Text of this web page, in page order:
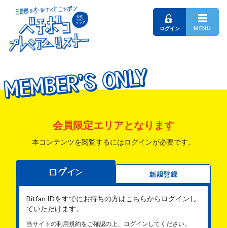
ログイン MENU
MEMBER'S ONLY
MEMBER'S ONLY
MEMBER'S ONLY
会員限定エリアとなります
本コンテンツを閲覧するにはログインが必要です。
ログイン 新規登録
Bitfan IDをすでにお持ちの方はこちらからログインし
ていただけます。
当サイトの利用規約をご確認の上、ログインしてください。